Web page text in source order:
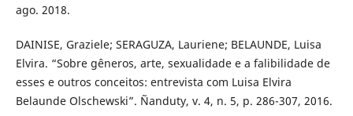
ago. 2018.
DAINISE, Graziele; SERAGUZA, Lauriene; BELAUNDE, Luisa
Elvira. “Sobre gêneros, arte, sexualidade e a falibilidade de
esses e outros conceitos: entrevista com Luisa Elvira
Belaunde Olschewski”. Ñanduty, v. 4, n. 5, p. 286-307, 2016.